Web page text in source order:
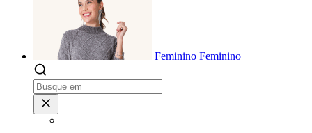
Feminino Feminino